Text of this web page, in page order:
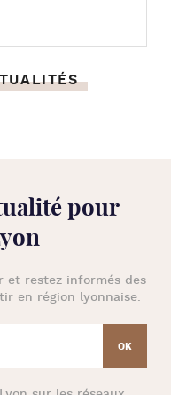
pour
et restez informés des
en région lyonnaise.